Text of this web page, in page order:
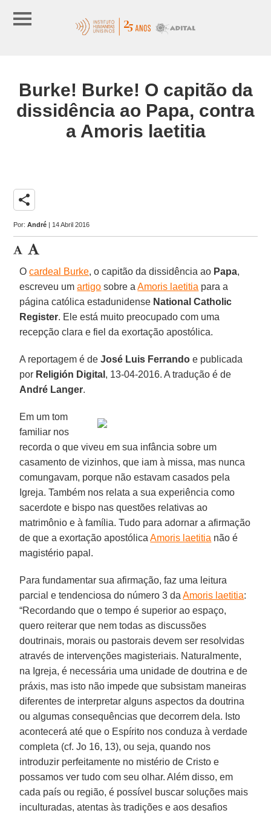
Burke! Burke! O capitão da
dissidência ao Papa, contra
a Amoris laetitia
share
Por:André | 14 Abril 2016
Ocardeal Burke, o capitão da dissidência ao Papa,
escreveu umartigo sobre aAmoris laetitia para a
página católica estadunidense National Catholic
Register. Ele está muito preocupado com uma
recepção clara e fiel da exortação apostólica.
A reportagem é deJosé Luis Ferrando e publicada
por Religión Digital , 13-04-2016. A tradução é de
André Langer.
Em um tom
familiar nos
recorda o que viveu em sua infância sobre um
casamento de vizinhos, que iam à missa, mas nunca
comungavam, porque não estavam casados pela
Igreja. Também nos relata a sua experiência como
sacerdote e bispo nas questões relativas ao
matrimônio e à família. Tudo para adornar a afirmação
de que a exortação apostólicaAmoris laetitia não é
magistério papal.
Para fundamentar sua afirmação, faz uma leitura
parcial e tendenciosa do número 3 daAmoris laetitia:
“Recordando que o tempo é superior ao espaço,
quero reiterar que nem todas as discussões
doutrinais, morais ou pastorais devem ser resolvidas
através de intervenções magisteriais. Naturalmente,
na Igreja, é necessária uma unidade de doutrina e de
práxis, mas isto não impede que subsistam maneiras
diferentes de interpretar alguns aspectos da doutrina
ou algumas consequências que decorrem dela. Isto
acontecerá até que o Espírito nos conduza à verdade
completa (cf. Jo 16, 13), ou seja, quando nos
introduzir perfeitamente no mistério de Cristo e
possamos ver tudo com seu olhar. Além disso, em
cada país ou região, é possível buscar soluções mais
inculturadas, atentas às tradições e aos desafios